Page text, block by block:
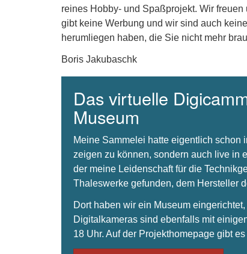
reines Hobby- und Spaßprojekt. Wir
gibt keine Werbung und wir sind auch
herumliegen haben, die Sie nicht mehr
Boris Jakubaschk
Das virtuelle
Museum
Meine Sammelei hatte eigentlich schon
zeigen zu können, sondern auch live in
der meine Leidenschaft für die
Thaleswerke gefunden, dem Hersteller
Dort haben wir ein Museum
Digitalkameras sind ebenfalls mit
18 Uhr. Auf der Projekthomepage gibt